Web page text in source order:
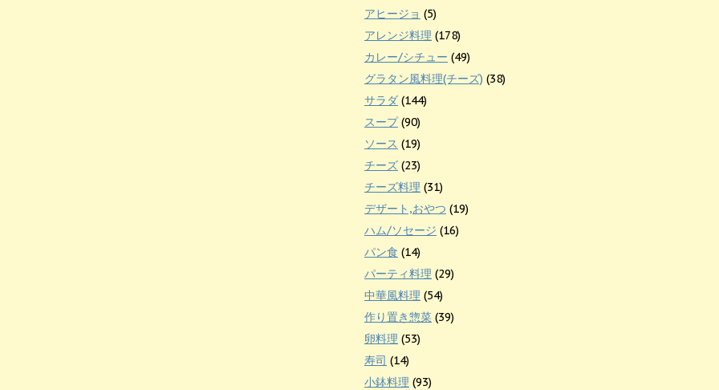
アヒージョ (5)
アレンジ料理 (178)
カレー/シチュー (49)
グラタン風料理(チーズ) (38)
サラダ (144)
スープ(90)
ソース (19)
チーズ (23)
チーズ料理 (31)
デザート,おやつ (19)
ハム/ソセージ (16)
パン食 (14)
パーティ料理 (29)
中華風料理 (54)
作り置き惣菜 (39)
卵料理 (53)
寿司 (14)
小鉢料理 (93)